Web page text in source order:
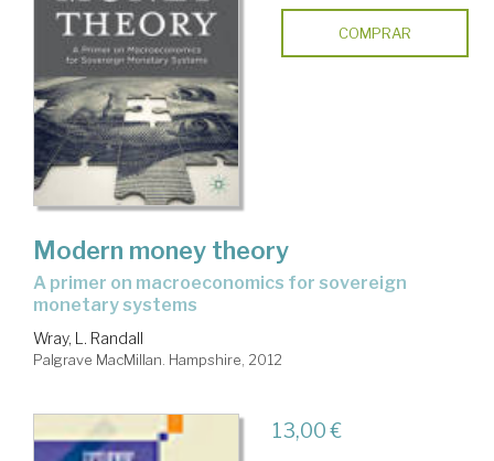
COMPRAR
Modern money theory
a primer on macroeconomics for sovereign
monetary systems
Wray, L. Randall
Palgrave MacMillan. Hampshire, 2012
13,00 €